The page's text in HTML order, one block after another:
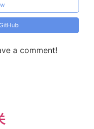
a comment!